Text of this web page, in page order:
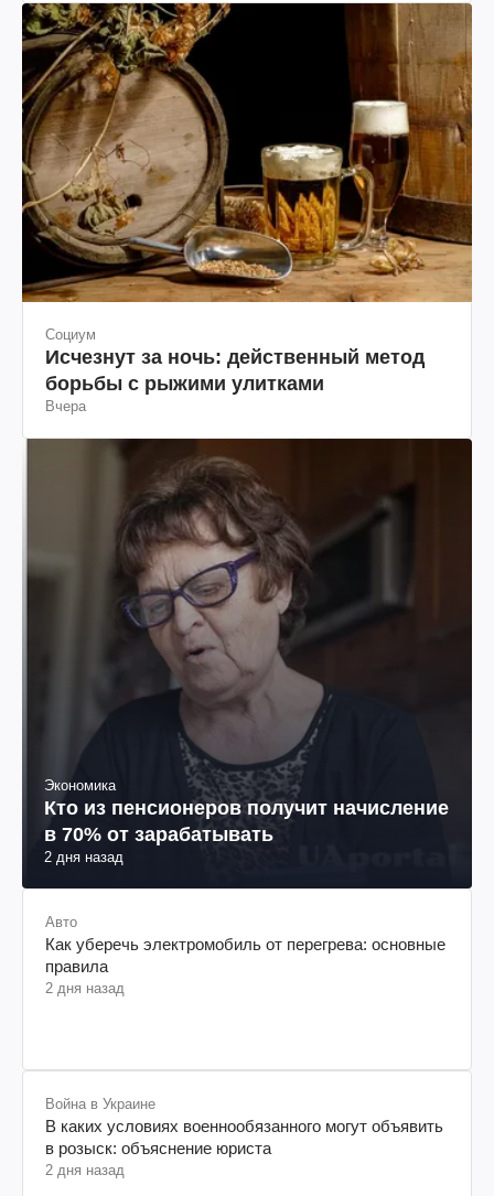
Социум
Исчезнут за ночь: действенный метод
борьбы с рыжими улитками
Вчера
Экономика
Кто из пенсионеров получит начисление
в 70% от зарабатывать
2 дня назад
Авто
Как уберечь электромобиль от перегрева: основные
правила
2 дня назад
Война в Украине
В каких условиях военнообязанного могут объявить
в розыск: объяснение юриста
2 дня назад